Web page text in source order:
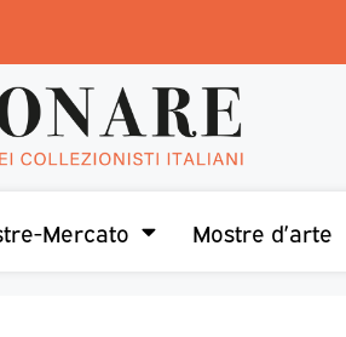
Mercato Mostre d’arte